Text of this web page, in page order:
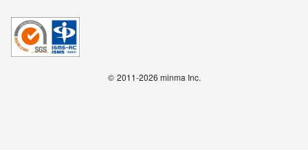
© 2011-2026 minma Inc.